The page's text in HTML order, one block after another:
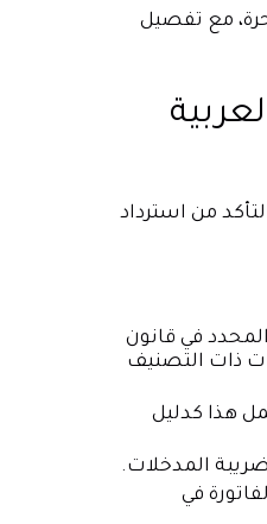
مع تفصيل
من استرداد
في قانون
المضافة القياسية بنسبة 5٪ أو الصادرات ذات التصنيف
هذا كدليل
ضريبة المدخلات.
في